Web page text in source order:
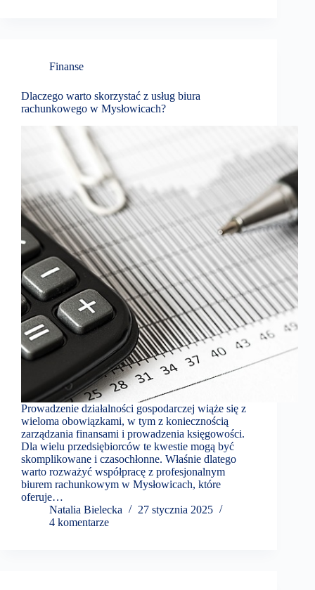
Finanse
Dlaczego warto skorzystać z usług biura
rachunkowego w Mysłowicach?
Prowadzenie działalności gospodarczej wiąże się z
wieloma obowiązkami, w tym z koniecznością
zarządzania finansami i prowadzenia księgowości.
Dla wielu przedsiębiorców te kwestie mogą być
skomplikowane i czasochłonne. Właśnie dlatego
warto rozważyć współpracę z profesjonalnym
biurem rachunkowym w Mysłowicach, które
oferuje…
Natalia Bielecka
27 stycznia 2025
4 komentarze